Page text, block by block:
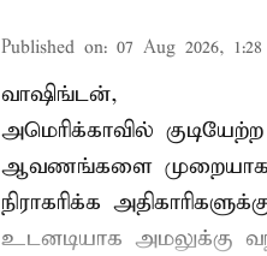
Published on: 07 Aug 2026,
வாஷிங்டன்,
அமெரிக்காவில்
ஆவணங்களை முறையாக
நிராகரிக்க
உடனடியாக அமலுக்கு